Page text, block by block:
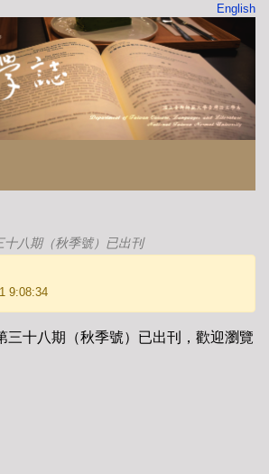
English
十八期（秋季號）已出刊
9:08:34
三十八期（秋季號）已出刊，歡迎瀏覽